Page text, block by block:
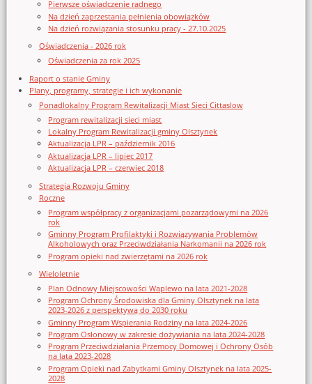
Pierwsze oświadczenie radnego
Na dzień zaprzestania pełnienia obowiązków
Na dzień rozwiązania stosunku pracy - 27.10.2025
Oświadczenia - 2026 rok
Oświadczenia za rok 2025
Raport o stanie Gminy
Plany, programy, strategie i ich wykonanie
Ponadlokalny Program Rewitalizacji Miast Sieci Cittaslow
Program rewitalizacji sieci miast
Lokalny Program Rewitalizacji gminy Olsztynek
Aktualizacja LPR – październik 2016
Aktualizacja LPR – lipiec 2017
Aktualizacja LPR – czerwiec 2018
Strategia Rozwoju Gminy
Roczne
Program współpracy z organizacjami pozarządowymi na 2026
rok
Gminny Program Profilaktyki i Rozwiązywania Problemów
Alkoholowych oraz Przeciwdziałania Narkomanii na 2026 rok
Program opieki nad zwierzętami na 2026 rok
Wieloletnie
Plan Odnowy Miejscowości Waplewo na lata 2021-2028
Program Ochrony Środowiska dla Gminy Olsztynek na lata
2023-2026 z perspektywą do 2030 roku
Gminny Program Wspierania Rodziny na lata 2024-2026
Program Osłonowy w zakresie dożywiania na lata 2024-2028
Program Przeciwdziałania Przemocy Domowej i Ochrony Osób
na lata 2023-2028
Program Opieki nad Zabytkami Gminy Olsztynek na lata 2025-
2028